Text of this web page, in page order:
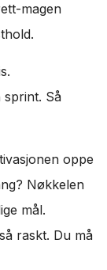
magen
sprint. Så
oppe
Nøkkelen
mål.
raskt. Du må